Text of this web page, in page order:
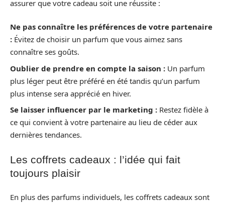
assurer que votre cadeau soit une réussite :
Ne pas connaître les préférences de votre partenaire
: Évitez de choisir un parfum que vous aimez sans
connaître ses goûts.
Oublier de prendre en compte la saison : Un parfum
plus léger peut être préféré en été tandis qu’un parfum
plus intense sera apprécié en hiver.
Se laisser influencer par le marketing : Restez fidèle à
ce qui convient à votre partenaire au lieu de céder aux
dernières tendances.
Les coffrets cadeaux : l’idée qui fait
toujours plaisir
En plus des parfums individuels, les coffrets cadeaux sont